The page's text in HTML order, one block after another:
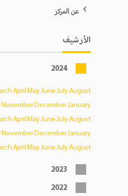
عن المركز
الأرشيف
2024
AprilMayJuneJulyAugust
NovemberDecemberJanuary
AprilMayJuneJulyAugust
NovemberDecemberJanuary
AprilMayJuneJulyAugust
2023
2022